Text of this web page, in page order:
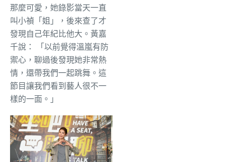
那麼可愛，她錄影當天一直
叫小禎「姐」，後來查了才
發現自己年紀比他大。黃嘉
千說： 「以前覺得溫嵐有防
禦心，聊過後發現她非常熱
情，還帶我們一起跳舞。這
節目讓我們看到藝人很不一
樣的一面。」